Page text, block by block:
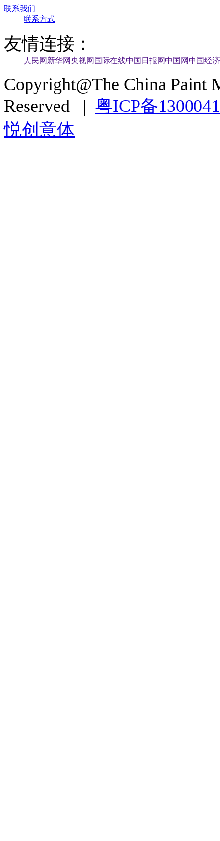
联系我们
联系方式
友情连接：
人民网 新华网央视网 国际在线中国日报网中国网中国经
Copyright@The China Paint
Reserved | 粤ICP备
悦创意体